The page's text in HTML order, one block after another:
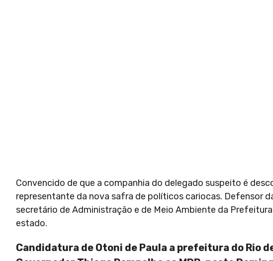
Convencido de que a companhia do delegado suspeito é
representante da nova safra de políticos cariocas. Defensor
secretário de Administração e de Meio Ambiente da
estado.
Candidatura de Otoni de Paula a prefeitura do Rio